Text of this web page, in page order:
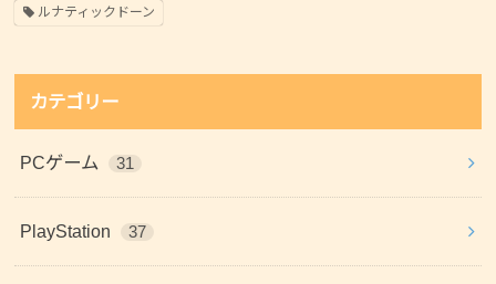
ルナティックドーン
カテゴリー
PCゲーム 31
PlayStation 37